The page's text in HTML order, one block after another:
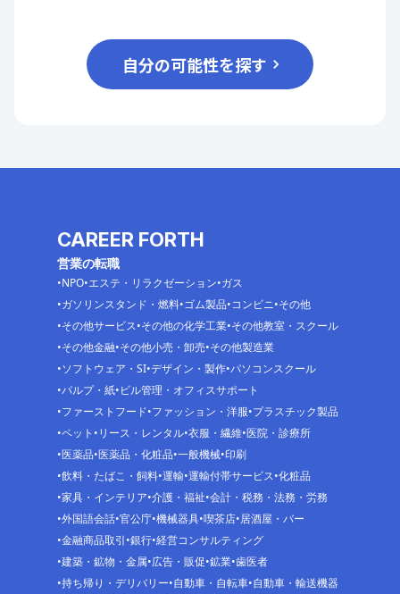
自分の可能性を探す
CAREER FORTH
営業の転職
NPO エステ・リラクゼーション ガス
ガソリンスタンド・燃料 ゴム製品 コンビニ その他
その他サービス その他の化学工業 その他教室・スクール
その他金融 その他小売・卸売 その他製造業
ソフトウェア・SI デザイン・製作 パソコンスクール
パルプ・紙 ビル管理・オフィスサポート
ファーストフード ファッション・洋服 プラスチック製品
ペット リース・レンタル 衣服・繊維 医院・診療所
医薬品 医薬品・化粧品 一般機械 印刷
飲料・たばこ・飼料 運輸 運輸付帯サービス 化粧品
家具・インテリア 介護・福祉 会計・税務・法務・労務
外国語会話 官公庁 機械器具 喫茶店 居酒屋・バー
金融商品取引 銀行 経営コンサルティング
建築・鉱物・金属 広告・販促 鉱業 歯医者
持ち帰り・デリバリー 自動車・自転車 自動車・輸送機器